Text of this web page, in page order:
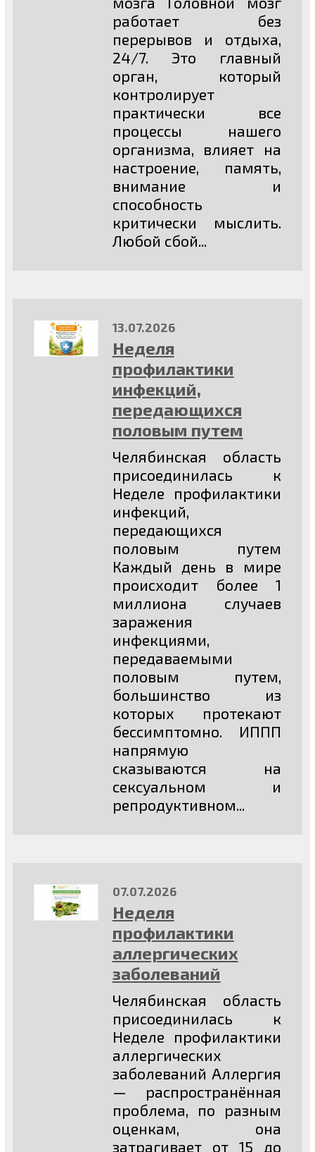
работает без
перерывов и отдыха,
24/7. Это главный
орган, который
контролирует
практически все
процессы нашего
организма, влияет на
настроение, память,
внимание и
способность
критически мыслить.
Любой сбой...
13.07.2026
Неделя
профилактики
инфекций,
передающихся
половым путем
Челябинская область
присоединилась к
Неделе профилактики
инфекций,
передающихся
половым путем
Каждый день в мире
происходит более 1
миллиона случаев
заражения
инфекциями,
передаваемыми
половым путем,
большинство из
которых протекают
бессимптомно. ИППП
напрямую
сказываются на
сексуальном и
репродуктивном...
07.07.2026
Неделя
профилактики
аллергических
заболеваний
Челябинская область
присоединилась к
Неделе профилактики
аллергических
заболеваний Аллергия
— распространённая
проблема, по разным
оценкам, она
затрагивает от 15 до